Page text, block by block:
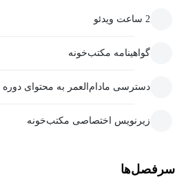
2 ساعت ویدئو
گواهینامه مکتب‌خونه
دسترسی مادام‌العمر به محتوای دوره
زیرنویس اختصاصی مکتب‌خونه
سرفصل‌ها